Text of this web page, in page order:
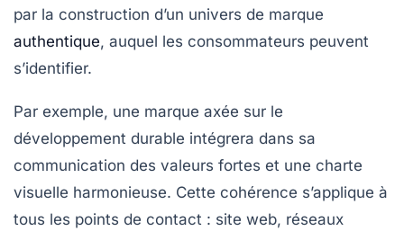
par la construction d’un univers de marque
authentique, auquel les consommateurs peuvent
s’identifier.
Par exemple, une marque axée sur le
développement durable intégrera dans sa
communication des valeurs fortes et une charte
visuelle harmonieuse. Cette cohérence s’applique à
tous les points de contact : site web, réseaux